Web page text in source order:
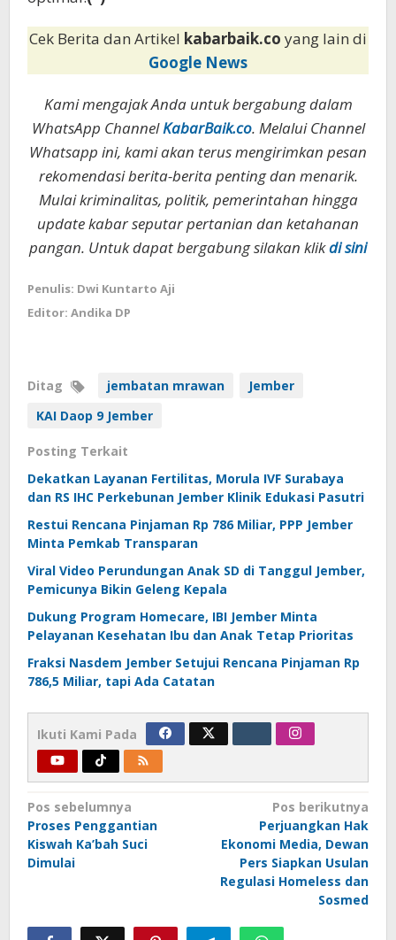
Cek Berita dan Artikel kabarbaik.co yang lain di
Google News
Kami mengajak Anda untuk bergabung dalam
WhatsApp ChannelKabarBaik.co. Melalui Channel
Whatsapp ini, kami akan terus mengirimkan pesan
rekomendasi berita-berita penting dan menarik.
Mulai kriminalitas, politik, pemerintahan hingga
update kabar seputar pertanian dan ketahanan
pangan. Untuk dapat bergabung silakan klikdi sini
Penulis: Dwi Kuntarto Aji
Editor: Andika DP
Ditag jembatan mrawan
Jember
KAI Daop 9 Jember
Posting Terkait
Dekatkan Layanan Fertilitas, Morula IVF Surabaya
dan RS IHC Perkebunan Jember Klinik Edukasi Pasutri
Restui Rencana Pinjaman Rp 786 Miliar, PPP Jember
Minta Pemkab Transparan
Viral Video Perundungan Anak SD di Tanggul Jember,
Pemicunya Bikin Geleng Kepala
Dukung Program Homecare, IBI Jember Minta
Pelayanan Kesehatan Ibu dan Anak Tetap Prioritas
Fraksi Nasdem Jember Setujui Rencana Pinjaman Rp
786,5 Miliar, tapi Ada Catatan
Ikuti Kami Pada
Navigasi
pos
Pos sebelumnya
Proses Penggantian
Kiswah Ka’bah Suci
Dimulai
Pos berikutnya
Perjuangkan Hak
Ekonomi Media, Dewan
Pers Siapkan Usulan
Regulasi Homeless dan
Sosmed